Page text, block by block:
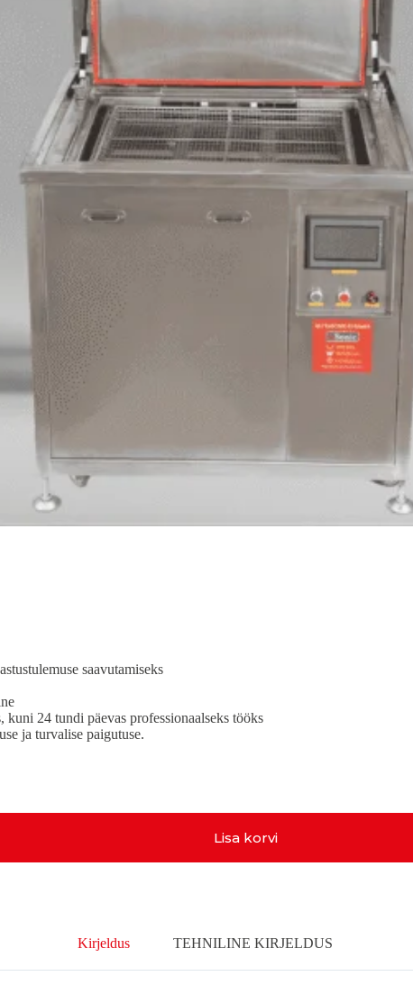
saavutamiseks
24 tundi päevas professionaalseks tööks
ja turvalise paigutuse.
Lisa korvi
Kirjeldus TEHNILINE KIRJELDUS